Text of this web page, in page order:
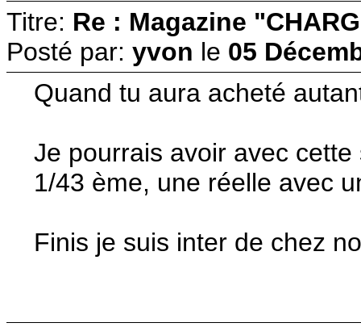
Titre: Re : Magazine
Posté par: yvon le 05
Quand tu aura acheté
Je pourrais avoir avec
1/43 ème, une réelle avec
Finis je suis inter de chez